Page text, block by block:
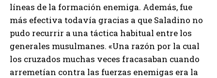
líneas de la formación enemiga. Además, fue
más efectiva todavía gracias a que Saladino no
pudo recurrir a una táctica habitual entre los
generales musulmanes. «Una razón por la cual
los cruzados muchas veces fracasaban cuando
arremetían contra las fuerzas enemigas era la